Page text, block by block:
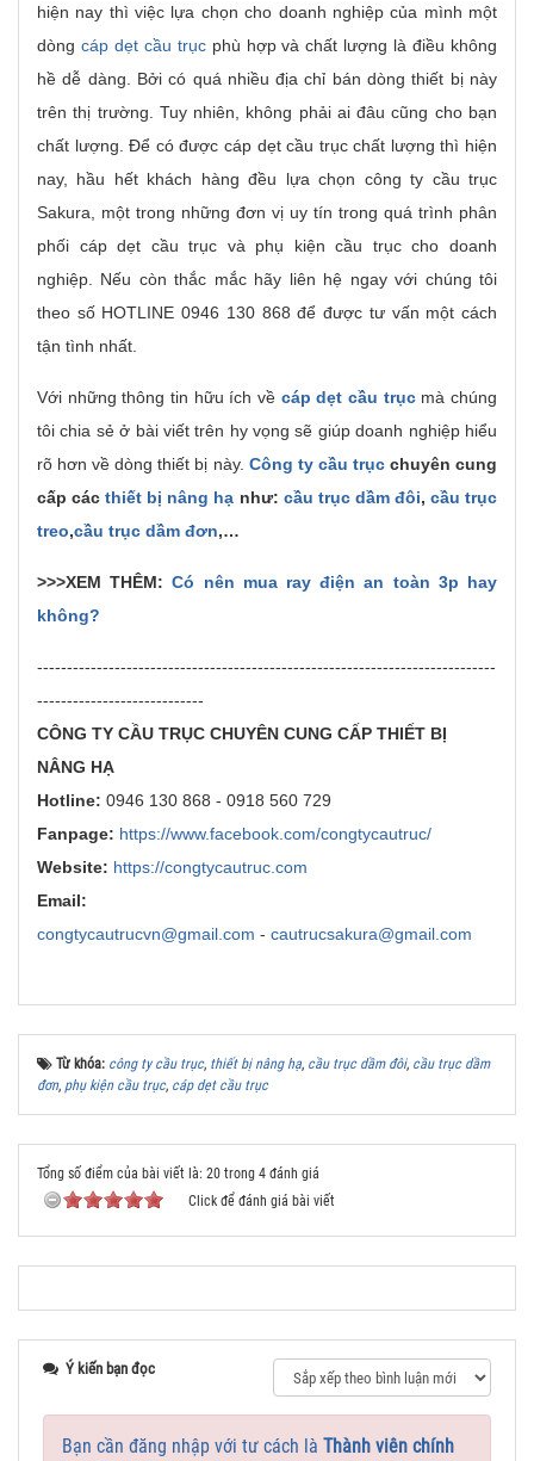
hiện nay thì việc lựa chọn cho doanh nghiệp của mình một
dòng cáp dẹt cầu trụcphù hợp và chất lượng là điều không
hề dễ dàng. Bởi có quá nhiều địa chỉ bán dòng thiết bị này
trên thị trường. Tuy nhiên, không phải ai đâu cũng cho bạn
chất lượng. Để có được cáp dẹt cầu trục chất lượng thì hiện
nay, hầu hết khách hàng đều lựa chọn công ty cầu trục
Sakura, một trong những đơn vị uy tín trong quá trình phân
phối cáp dẹt cầu trục và phụ kiện cầu trục cho doanh
nghiệp. Nếu còn thắc mắc hãy liên hệ ngay với chúng tôi
theo số HOTLINE 0946 130 868 để được tư vấn một cách
tận tình nhất.
Với những thông tin hữu ích về cáp dẹt cầu trụcmà chúng
tôi chia sẻ ở bài viết trên hy vọng sẽ giúp doanh nghiệp hiểu
rõ hơn về dòng thiết bị này. Công ty cầu trụcchuyên cung
cấp cácthiết bị nâng hạ như: cầu trục dầm đôi, cầu trục
treo,cầu trục dầm đơn,…
>>>XEM THÊM:Có nên mua ray điện an toàn 3p hay
không?
-----------------------------------------------------------------------------
----------------------------
CÔNG TY CẦU TRỤC CHUYÊN CUNG CẤP THIẾT BỊ
NÂNG HẠ
Hotline: 0946 130 868 - 0918 560 729
Fanpage: https://www.facebook.com/congtycautruc/
Website: https://congtycautruc.com
Email:
congtycautrucvn@gmail.com - cautrucsakura@gmail.com
Từ khóa: công ty cầu trục, thiết bị nâng hạ, cầu trục dầm đôi, cầu trục dầm
đơn, phụ kiện cầu trục, cáp dẹt cầu trục
Tổng số điểm của bài viết là: 20 trong 4 đánh giá
Click để đánh giá bài viết
Ý kiến bạn đọc
Bạn cần đăng nhập với tư cách là Thành viên chính